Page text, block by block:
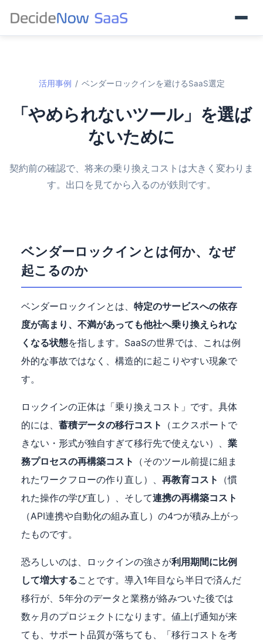
活用事例 / ベンダーロックインを避けるSaaS選定
「やめられないツール」を選ば
ないために
契約前の確認で、将来の乗り換えコストは大きく変わりま
す。出口を見てから入るのが鉄則です。
ベンダーロックインとは何か、なぜ
起こるのか
ベンダーロックインとは、 特定のサービスへの依存
度が高まり、不満があっても他社へ乗り換えられな
くなる状態を指します。SaaSの世界では、これは例
外的な事故ではなく、構造的に起こりやすい現象で
す。
ロックインの正体は「乗り換えコスト」です。具体
的には、 蓄積データの移行コスト
（エクスポートで
きない・形式が独自すぎて移行先で使えない）、 業
務プロセスの再構築コスト
（そのツール前提に組ま
れたワークフローの作り直し）、 再教育コスト
（慣
れた操作の学び直し）、そして連携の再構築コスト
（API連携や自動化の組み直し）の4つが積み上がっ
たものです。
恐ろしいのは、ロックインの強さが利用期間に比例
して増大することです。導入1年目なら半日で済んだ
移行が、5年分のデータと業務が絡みついた後では
数ヶ月のプロジェクトになります。値上げ通知が来
ても、サポート品質が落ちても、「移行コストを考